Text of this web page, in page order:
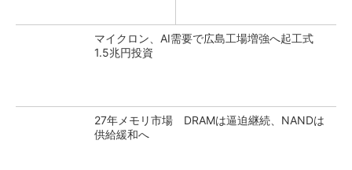
マイクロン、AI需要で広島工場増強へ起工式
1.5兆円投資
27年メモリ市場 DRAMは逼迫継続、NANDは
供給緩和へ